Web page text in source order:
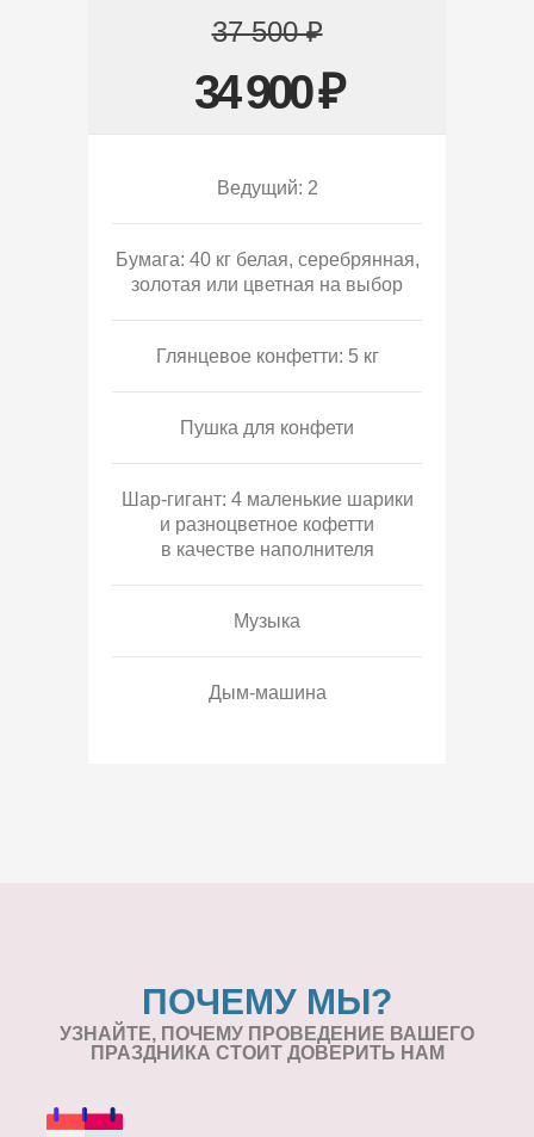
37 500 ₽
34 900 ₽
Ведущий: 2
Бумага: 40 кг белая, серебрянная,
золотая или цветная на выбор
Глянцевое конфетти: 5 кг
Пушка для конфети
Шар-гигант: 4 маленькие шарики
и разноцветное кофетти
в качестве наполнителя
Музыка
Дым-машина
ПОЧЕМУ МЫ?
УЗНАЙТЕ, ПОЧЕМУ ПРОВЕДЕНИЕ ВАШЕГО
ПРАЗДНИКА СТОИТ ДОВЕРИТЬ НАМ